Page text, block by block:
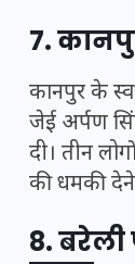
7.
कानपुर के
जेई अर्पण
दी। तीन
की धमकी देने
8.